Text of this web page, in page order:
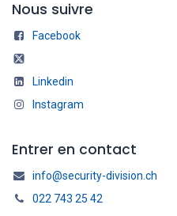
Nous suivre
Facebook
Linkedin
Instagram
Entrer en contact
info@security-division.ch
022 743 25 42